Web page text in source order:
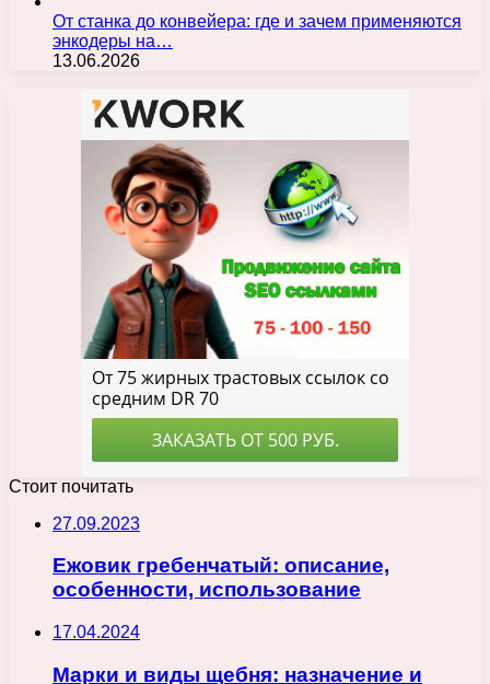
От станка до конвейера: где и зачем применяются
энкодеры на…
13.06.2026
Стоит почитать
27.09.2023
Ежовик гребенчатый: описание,
особенности, использование
17.04.2024
Марки и виды щебня: назначение и